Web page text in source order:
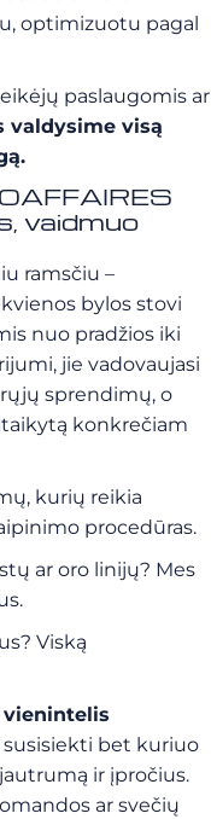
optimizuotu pagal
paslaugomis ar
valdysime visą
vaidmuo
ramsčiu –
bylos stovi
nuo pradžios iki
jie vadovaujasi
sprendimų, o
konkrečiam
kurių reikia
procedūras.
ar oro linijų? Mes
Viską
vienintelis
bet kuriuo
ir įpročius.
ar svečių